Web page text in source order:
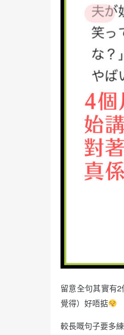
留意全句其實有
覺得）好唔掂
較長嘅句子要多